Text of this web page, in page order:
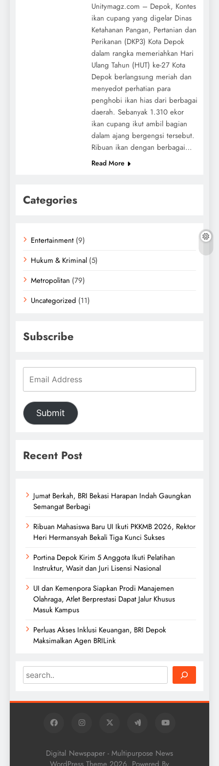
Unitymagz.com – Depok, Kontes
ikan cupang yang digelar Dinas
Ketahanan Pangan, Pertanian dan
Perikanan (DKP3) Kota Depok
dalam rangka memeriahkan Hari
Ulang Tahun (HUT) ke-27 Kota
Depok berlangsung meriah dan
menyedot perhatian para
penghobi ikan hias dari berbagai
daerah. Sebanyak 1.310 ekor
ikan cupang ikut ambil bagian
dalam ajang bergengsi tersebut.
Ribuan ikan dengan berbagai…
Read More
Categories
Entertainment (9)
Hukum & Kriminal (5)
Metropolitan (79)
Uncategorized (11)
Subscribe
Submit
Recent Post
Jumat Berkah, BRI Bekasi Harapan Indah Gaungkan
Semangat Berbagi
Ribuan Mahasiswa Baru UI Ikuti PKKMB 2026, Rektor
Heri Hermansyah Bekali Tiga Kunci Sukses
Portina Depok Kirim 5 Anggota Ikuti Pelatihan
Instruktur, Wasit dan Juri Lisensi Nasional
UI dan Kemenpora Siapkan Prodi Manajemen
Olahraga, Atlet Berprestasi Dapat Jalur Khusus
Masuk Kampus
Perluas Akses Inklusi Keuangan, BRI Depok
Maksimalkan Agen BRILink
Search
Digital Newspaper - Multipurpose News